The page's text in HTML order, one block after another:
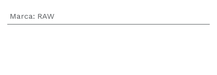
Marca: RAW